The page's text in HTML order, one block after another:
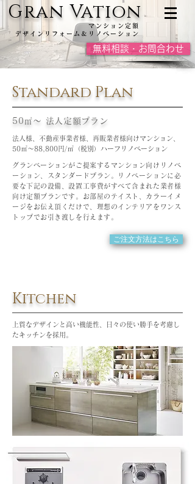
マンション定額
デザインリフォーム＆リノベーション
Gran Vation
無料相談・お問合わせ
Standard Plan
50㎡～ 法人定額プラン
法人様、不動産事業者様、再販業者様向けマンション、
50㎡～88,800円/㎡（税別）ハーフリノベーション
グランベーションがご提案するマンション向けリノベ
ーション、スタンダードプラン。リノベーションに必
要な下記の設備、設置工事費がすべて含まれた業者様
向け定額プランです。お部屋のテイスト、カラーイメ
ージをお伝え頂くだけで、理想のインテリアをワンス
トップでお引き渡しを行えます。
ご注文方法はこちら
Kitchen
上質なデザインと高い機能性、日々の使い勝手を考慮し
たキッチンを採用。